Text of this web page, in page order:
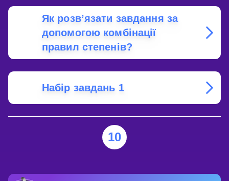
Як розв’язати завдання за
допомогою комбінації
правил степенів?
Набір завдань 1
10